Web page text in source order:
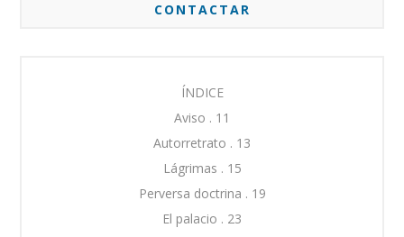
CONTACTAR
ÍNDICE
Aviso . 11
Autorretrato . 13
Lágrimas . 15
Perversa doctrina . 19
El palacio . 23